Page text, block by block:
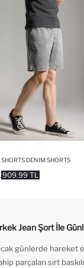
DENIM SHORTS
909.99 TL
Jean Şort İle
günlerde hareket
parçaları sırt